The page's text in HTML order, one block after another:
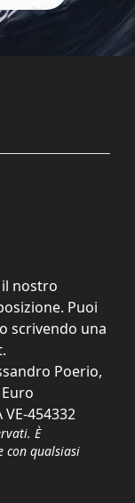
nostro
Puoi
o scrivendo una
.
Poerio,
VE-454332
È
con qualsiasi